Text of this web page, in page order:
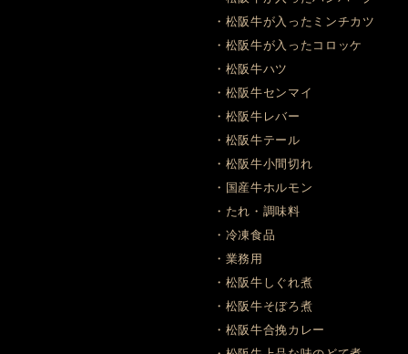
・松阪牛が入ったミンチカツ
・松阪牛が入ったコロッケ
・松阪牛ハツ
・松阪牛センマイ
・松阪牛レバー
・松阪牛テール
・松阪牛小間切れ
・国産牛ホルモン
・たれ・調味料
・冷凍食品
・業務用
・松阪牛しぐれ煮
・松阪牛そぼろ煮
・松阪牛合挽カレー